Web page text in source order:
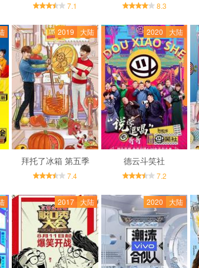
7.1 8.3
2019 大陆
拜托了冰箱 第五季
7.4
2020 大陆
德云斗笑社
7.2
2017 大陆 2020 大陆